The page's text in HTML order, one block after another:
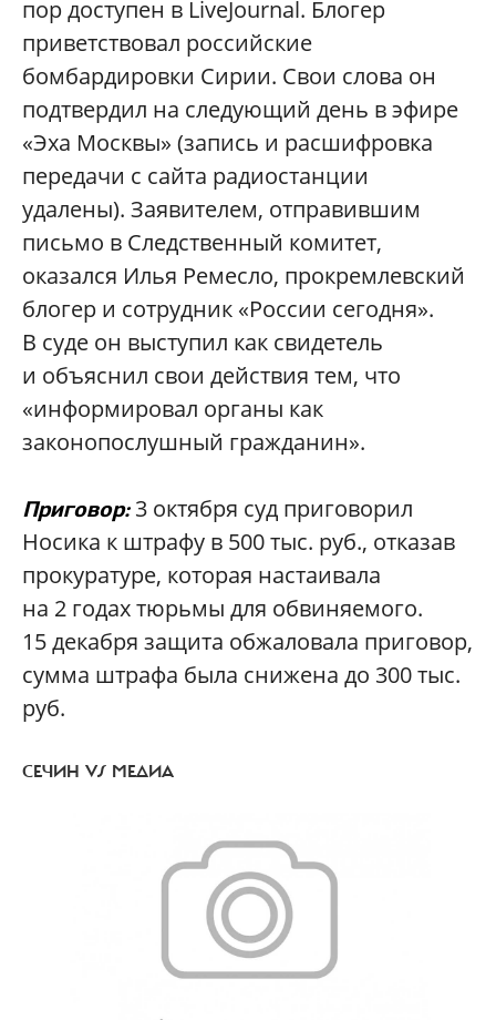
пор доступен в LiveJournal. Блогер
приветствовал российские
бомбардировки Сирии. Свои слова он
подтвердил на следующий день в эфире
«Эха Москвы» (запись и расшифровка
передачи с сайта радиостанции
удалены). Заявителем, отправившим
письмо в Следственный комитет,
оказался Илья Ремесло, прокремлевский
блогер и сотрудник «России сегодня».
В суде он выступил как свидетель
и объяснил свои действия тем, что
«информировал органы как
законопослушный гражданин».
Приговор: 3 октября суд приговорил
Носика к штрафу в 500 тыс. руб., отказав
прокуратуре, которая настаивала
на 2 годах тюрьмы для обвиняемого.
15 декабря защита обжаловала приговор,
сумма штрафа была снижена до 300 тыс.
руб.
СЕЧИН VS МЕДИА